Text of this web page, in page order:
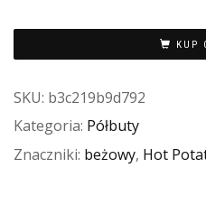
KUP
SKU: b3c219b9d792
Kategoria: Półbuty
Znaczniki: beżowy, Hot